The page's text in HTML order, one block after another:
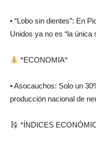
• “Lobo sin dientes”: En
Unidos ya no es “la única
*ECONOMIA*
• Asocauchos: Solo un
producción nacional de
*ÍNDICES